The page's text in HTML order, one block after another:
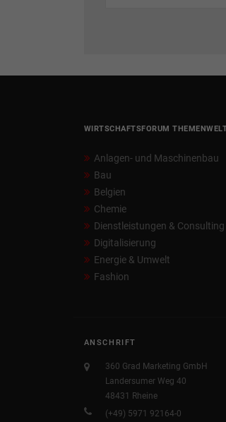
WIRTSCHAFTSFORUM
Anlagen- und Maschinenbau
Bau
Belgien
Chemie
Dienstleistungen & Consulting
Digitalisierung
Energie & Umwelt
Fashion
ANSCHRIFT
360 Grad Marketing GmbH
Landersumer Weg 40
48431 Rheine
(+49) 5971 92164-0